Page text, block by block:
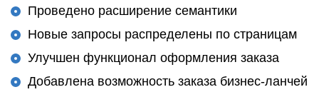
Проведено расширение семантики
Новые запросы распределены по страницам
Улучшен функционал оформления заказа
Добавлена возможность заказа бизнес-ланчей